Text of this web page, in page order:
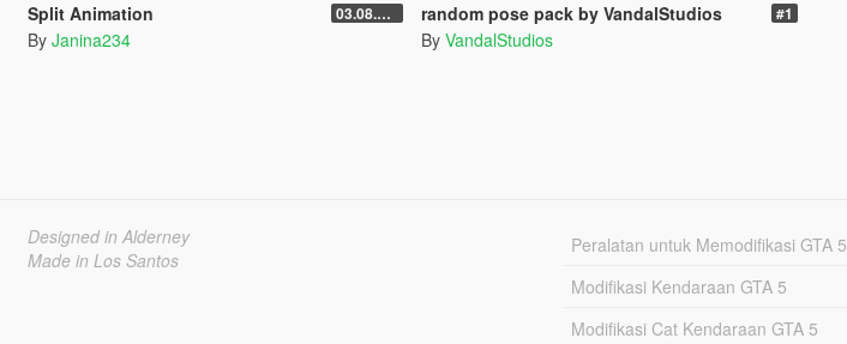
Split Animation 03.08.2026
By Janina234
random pose pack by VandalStudios #1
By VandalStudios
Designed in Alderney
Made in Los Santos
Peralatan untuk Memodifikasi GTA 5
Modifikasi Kendaraan GTA 5
Modifikasi Cat Kendaraan GTA 5